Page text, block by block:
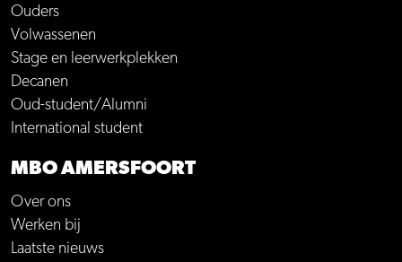
Ouders
Volwassenen
Stage en leerwerkplekken
Decanen
Oud-student/Alumni
International student
MBO AMERSFOORT
Over ons
Werken bij
Laatste nieuws